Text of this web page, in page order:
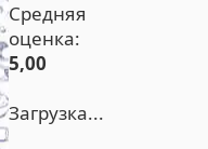
Средняя
оценка:
5,00
Загрузка...